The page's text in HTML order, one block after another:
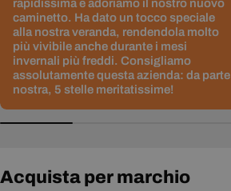
rapidissima e adoriamo il nostro nuovo
caminetto. Ha dato un tocco speciale
alla nostra veranda, rendendola molto
più vivibile anche durante i mesi
invernali più freddi. Consigliamo
assolutamente questa azienda: da parte
nostra, 5 stelle meritatissime!
Acquista per marchio